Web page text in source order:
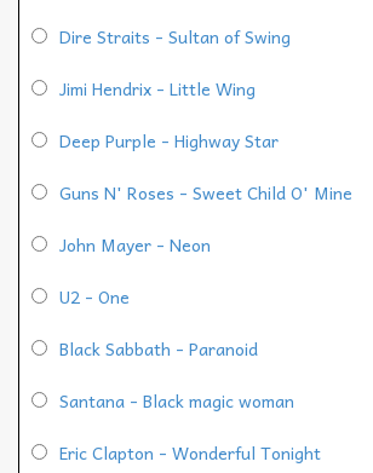
Dire Straits - Sultan of Swing
Jimi Hendrix - Little Wing
Deep Purple - Highway Star
Guns N' Roses - Sweet Child O' Mine
John Mayer - Neon
U2 - One
Black Sabbath - Paranoid
Santana - Black magic woman
Eric Clapton - Wonderful Tonight